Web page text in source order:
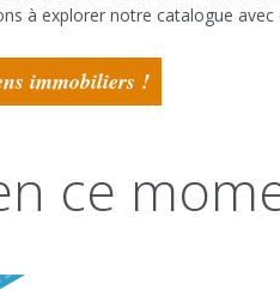
à explorer notre catalogue avec
immobiliers !
ce